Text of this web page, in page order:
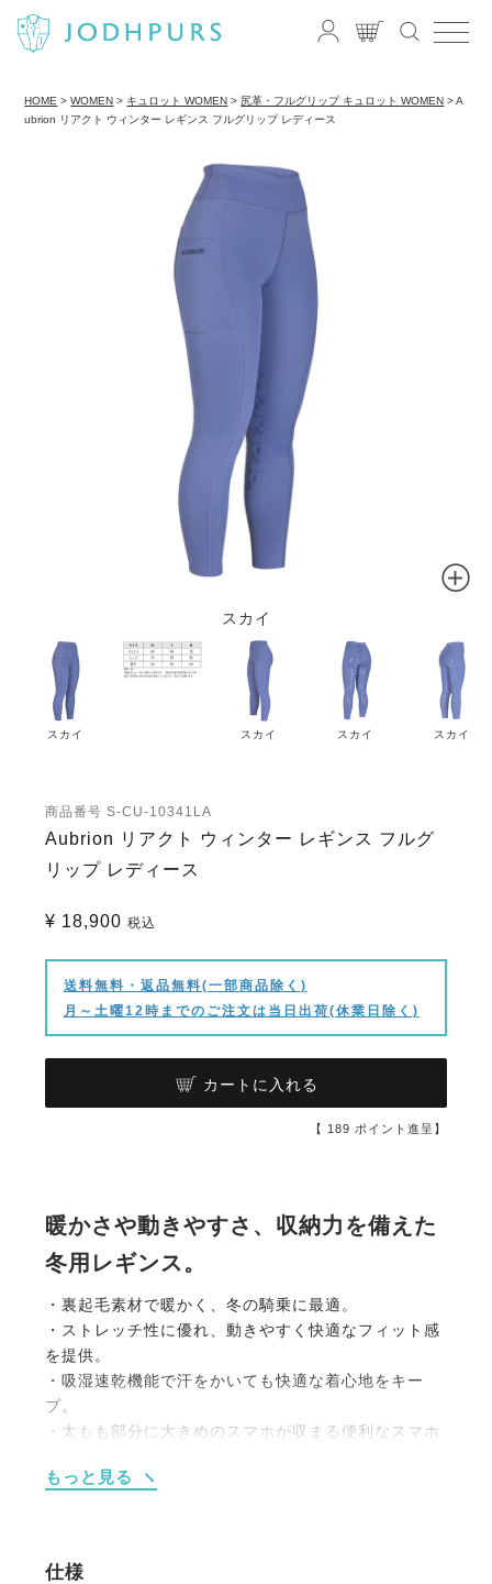
HOME WOMEN キュロット WOMEN 尻革・フルグリップ キュロット WOMEN
A
ubrion リアクト ウィンター レギンス フルグリップ レディース
スカイ
スカイ スカイ スカイ スカイ
商品番号 S-CU-10341LA
Aubrion リアクト ウィンター レギンス フルグ
リップ レディース
¥ 18,900 税込
送料無料・返品無料(一部商品除く)
月～土曜12時までのご注文は当日出荷(休業日除く)
カートに入れる
【 189 ポイント進呈】
暖かさや動きやすさ、収納力を備えた
冬用レギンス。
・裏起毛素材で暖かく、冬の騎乗に最適。
・ストレッチ性に優れ、動きやすく快適なフィット感
を提供。
・吸湿速乾機能で汗をかいても快適な着心地をキー
プ。
・太もも部分に大きめのスマホが収まる便利なスマホ
・フルグリップ仕様で安定した騎乗をサポート。
もっと見る
仕様